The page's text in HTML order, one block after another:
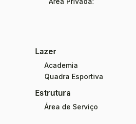
R.-60.568
Lazer
Academia
Quadra Esportiva
Estrutura
Área de Serviço